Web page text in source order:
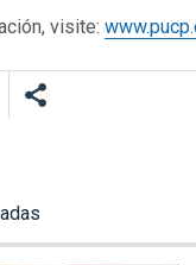
visite: